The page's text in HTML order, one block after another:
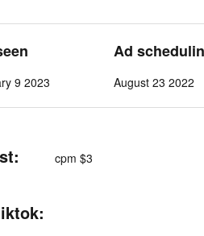
9 2023
Ad
August 23 2022
cpm $3